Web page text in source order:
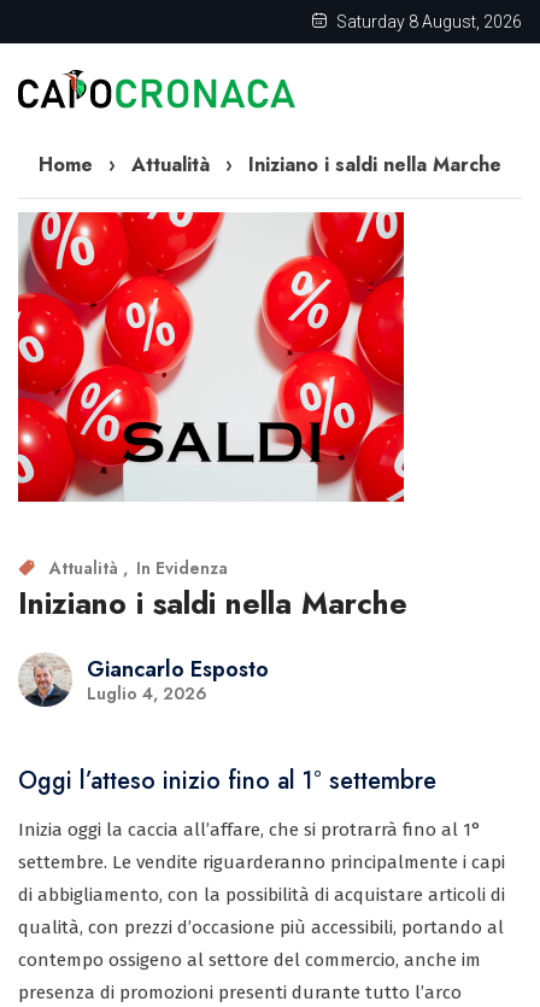
Saturday 8 August, 2026
Home › Attualità › Iniziano i saldi nella Marche
Attualità In Evidenza
Iniziano i saldi nella Marche
Giancarlo Esposto
Luglio 4, 2026
Oggi l’atteso inizio fino al 1° settembre
Inizia oggi la caccia all’affare, che si protrarrà fino al 1°
settembre. Le vendite riguarderanno principalmente i capi
di abbigliamento, con la possibilità di acquistare articoli di
qualità, con prezzi d’occasione più accessibili, portando al
contempo ossigeno al settore del commercio, anche im
presenza di promozioni presenti durante tutto l’arco